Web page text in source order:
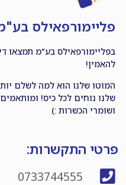
פליימורפאילס
בפליימורפאילס בע"מ תמצאו
להאמין!
המוטו שלנו הוא למה לשלם
שלנו נוחים לכל כיס!
ושומרי הכשרות :)
פרטי התקשרות:
0733744555